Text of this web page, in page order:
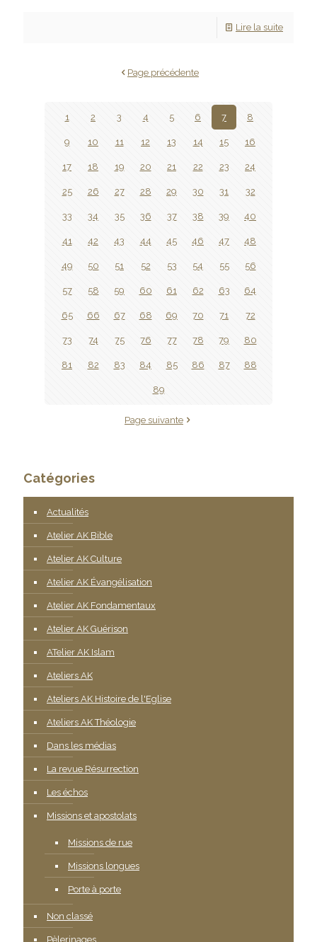
Lire la suite
Page précédente
1 2 3 4 5 6 7 8
9 10 11 12 13 14 15 16
17 18 19 20 21 22 23 24
25 26 27 28 29 30 31 32
33 34 35 36 37 38 39 40
41 42 43 44 45 46 47 48
49 50 51 52 53 54 55 56
57 58 59 60 61 62 63 64
65 66 67 68 69 70 71 72
73 74 75 76 77 78 79 80
81 82 83 84 85 86 87 88
89
Page suivante
Catégories
Actualités
Atelier AK Bible
Atelier AK Culture
Atelier AK Évangélisation
Atelier AK Fondamentaux
Atelier AK Guérison
ATelier AK Islam
Ateliers AK
Ateliers AK Histoire de l'Eglise
Ateliers AK Théologie
Dans les médias
La revue Résurrection
Les échos
Missions et apostolats
Missions de rue
Missions longues
Porte à porte
Non classé
Pèlerinages